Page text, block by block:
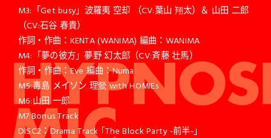
M3:「Get busy」波羅夷 空却 （CV:葉山 翔太）＆ 山田 二郎
（CV:石谷 春貴）
作詞・作曲：KENTA (WANIMA) 編曲：WANIMA
M4:「夢の彼方」夢野 幻太郎（CV:斉藤 壮馬）
作詞・作曲：Eve 編曲：Numa
M5:毒島 メイソン 理鶯 with HOMIEs
M6:山田 一郎
M7:Bonus Track
DISC2：Drama Track ｢The Block Party -前半-」